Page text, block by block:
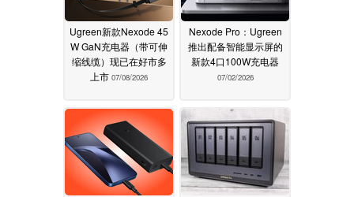
Ugreen新款Nexode 45
W GaN充电器（带可伸
缩线缆）现已在好市多
上市 07/08/2026
Nexode Pro：Ugreen
推出配备智能显示屏的
新款4口100W充电器
07/02/2026